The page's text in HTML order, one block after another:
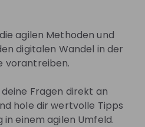
&
Erxhan Ganiu
Business Solution
at Allianz Suisse
agilen Methoden und
digitalen Wandel in der
vorantreiben.
deine Fragen direkt an
hole dir wertvolle Tipps
einem agilen Umfeld.